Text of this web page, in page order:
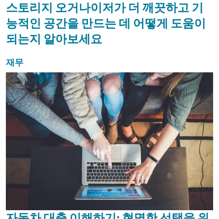
스토리지 오거나이저가 더 깨끗하고 기
능적인 공간을 만드는 데 어떻게 도움이
되는지 알아보세요
재무